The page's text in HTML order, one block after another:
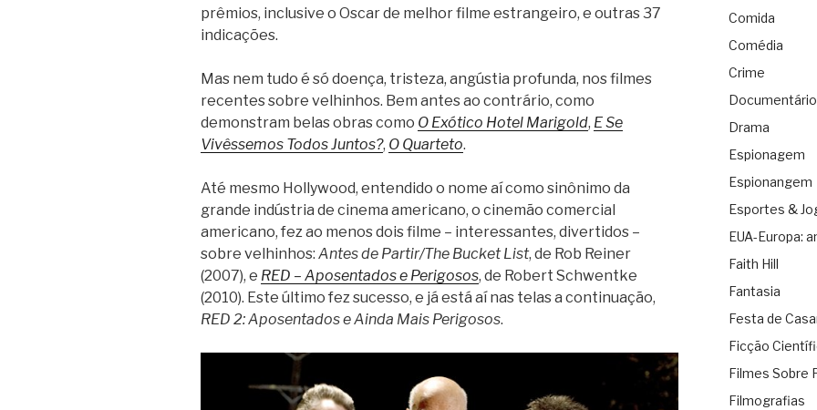
prêmios, inclusive o Oscar de melhor filme estrangeiro, e outras 37
indicações.
Mas nem tudo é só doença, tristeza, angústia profunda, nos filmes
recentes sobre velhinhos. Bem antes ao contrário, como
demonstram belas obras como O Exótico Hotel Marigold, E Se
Vivêssemos Todos Juntos?, O Quarteto.
Até mesmo Hollywood, entendido o nome aí como sinônimo da
grande indústria de cinema americano, o cinemão comercial
americano, fez ao menos dois filme – interessantes, divertidos –
sobre velhinhos: Antes de Partir/The Bucket List, de Rob Reiner
(2007), e RED – Aposentados e Perigosos, de Robert Schwentke
(2010). Este último fez sucesso, e já está aí nas telas a continuação,
RED 2: Aposentados e Ainda Mais Perigosos.
Comida
Comédia
Crime
Documentário
Drama
Espionagem
Espionangem
Esportes &
EUA-Europa:
Faith Hill
Fantasia
Festa de
Ficção
Filmes Sobre
Filmografias